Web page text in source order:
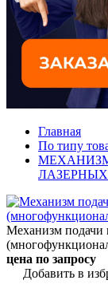
Главная
По типу
Механизм подачи
цена по запросу
Добавить в